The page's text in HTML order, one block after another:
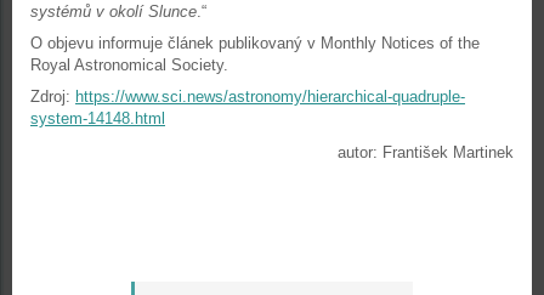
systémů v okolí Slunce .“
O objevu informuje článek publikovaný v Monthly Notices of the
Royal Astronomical Society.
Zdroj: https://www.sci.news/astronomy/hierarchical-quadruple-
system-14148.html
autor: František Martinek